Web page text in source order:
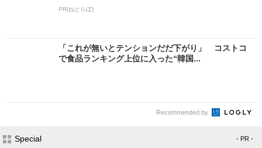
PR(ねとらぼ)
「これが無いとテンションだだ下がり」 コストコ
で食品ランキング上位に入った“韓国...
Recommended by
Special - PR -